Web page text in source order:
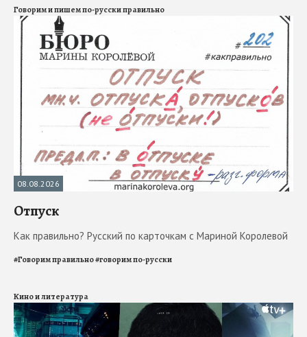
Говорим и пишем по-русски правильно
08.08.2026
Отпуск
Как правильно? Русский по карточкам с Мариной Королевой
#Говорим правильно#говорим по-русски
Кино и литература